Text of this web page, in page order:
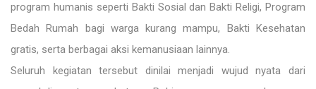
program humanis seperti Bakti Sosial dan Bakti Religi, Program
Bedah Rumah bagi warga kurang mampu, Bakti Kesehatan
gratis, serta berbagai aksi kemanusiaan lainnya.
Seluruh kegiatan tersebut dinilai menjadi wujud nyata dari